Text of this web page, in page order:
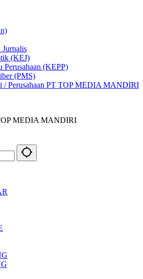
Jurnalis
(KEJ)
Perusahaan (KEPP)
(PMS)
/ Perusahaan PT TOP MEDIA MANDIRI
MEDIA MANDIRI